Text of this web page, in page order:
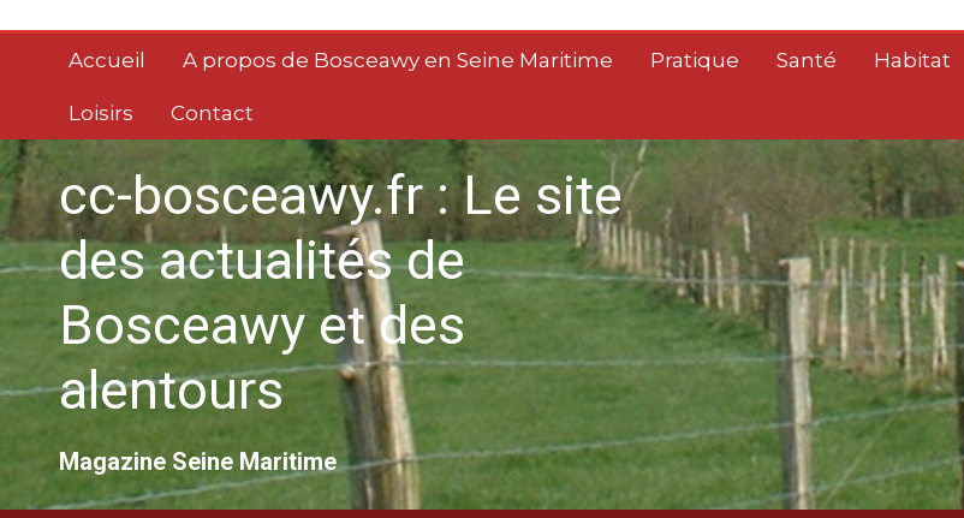
contenuAccueil A propos de Bosceawy en Seine Maritime Pratique Santé Habitat
Loisirs Contact
cc-bosceawy.fr : Le site
des actualités de
Bosceawy et des
alentours
Magazine Seine Maritime